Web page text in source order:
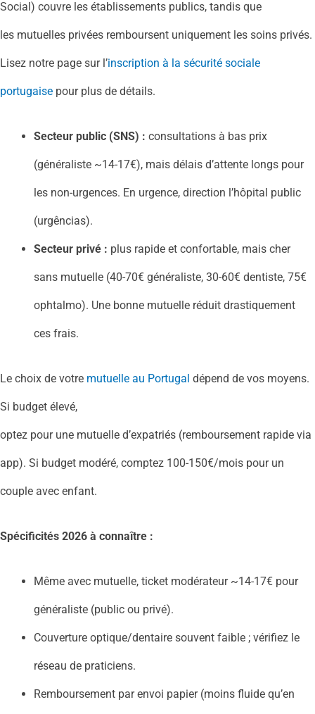
Social) couvre les établissements publics, tandis que
les mutuelles privées remboursent uniquement les soins privés.
Lisez notre page sur l’inscription à la sécurité sociale
portugaise pour plus de détails.
Secteur public (SNS) : consultations à bas prix
(généraliste ~14-17€), mais délais d’attente longs pour
les non-urgences. En urgence, direction l’hôpital public
(urgências).
Secteur privé : plus rapide et confortable, mais cher
sans mutuelle (40-70€ généraliste, 30-60€ dentiste, 75€
ophtalmo). Une bonne mutuelle réduit drastiquement
ces frais.
Le choix de votre mutuelle au Portugal dépend de vos moyens.
Si budget élevé,
optez pour une mutuelle d’expatriés (remboursement rapide via
app). Si budget modéré, comptez 100-150€/mois pour un
couple avec enfant.
Spécificités 2026 à connaître :
Même avec mutuelle, ticket modérateur ~14-17€ pour
généraliste (public ou privé).
Couverture optique/dentaire souvent faible ; vérifiez le
réseau de praticiens.
Remboursement par envoi papier (moins fluide qu’en